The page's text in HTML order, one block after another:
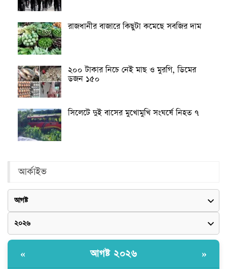
রাজধানীর বাজারে কিছুটা কমেছে সবজির দাম
২০০ টাকার নিচে নেই মাছ ও মুরগি, ডিমের
ডজন ১৫০
সিলেটে দুই বাসের মুখোমুখি সংঘর্ষে নিহত ৭
আর্কাইভ
« আগষ্ট ২০২৬ »